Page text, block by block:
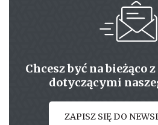
Chcesz być na bieżąco
dotyczącymi
ZAPISZ SIĘ DO